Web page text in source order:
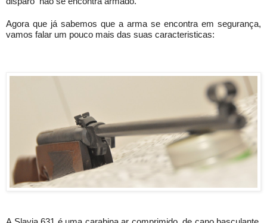
Agora que já sabemos que a arma se encontra em segurança,
vamos falar um pouco mais das suas caracteristicas: